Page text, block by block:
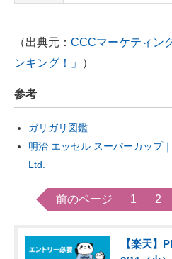
（出典元： CCCマーケティン
ンキング！」
）
参考
ガリガリ図鑑
明治 エッセル スーパーカップ
Ltd.
前のページ 1 2
【楽天】